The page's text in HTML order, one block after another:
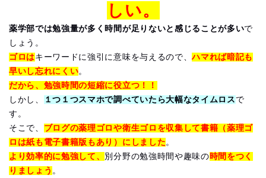
しい。
薬学部では勉強量が多く時間が足りないと感じることが多いで
しょう。
ゴロはキーワードに強引に意味を与えるので、ハマれば暗記も
早いし忘れにくい。
だから、勉強時間の短縮に役立つ！！
しかし、
１つ１つスマホで調べていたら大幅なタイムロス で
す。
そこで、 ブログの薬理ゴロや衛生ゴロを収集して書籍（薬理ゴ
ロは紙も電子書籍版もあり）にしました 。
より効率的に勉強して、 別分野の勉強時間や趣味の時間をつく
りましょう 。